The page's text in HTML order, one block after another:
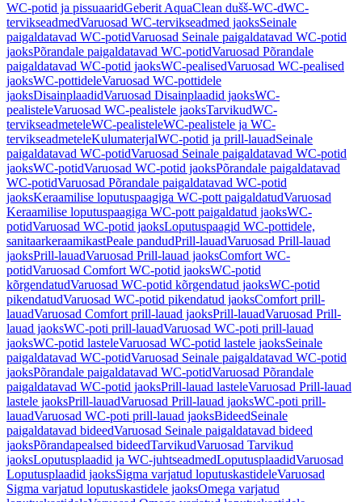
WC-potid ja pissuaaridGeberit AquaClean dušš-WC-dWC-
tervikseadmedVaruosad WC-tervikseadmed jaoksSeinale
paigaldatavad WC-potidVaruosad Seinale paigaldatavad WC-potid
jaoksPõrandale paigaldatavad WC-potidVaruosad Põrandale
paigaldatavad WC-potid jaoksWC-pealisedVaruosad WC-pealised
jaoksWC-pottideleVaruosad WC-pottidele
jaoksDisainplaadidVaruosad Disainplaadid jaoksWC-
pealisteleVaruosad WC-pealistele jaoksTarvikudWC-
tervikseadmeteleWC-pealisteleWC-pealistele ja WC-
tervikseadmeteleKulumaterjalWC-potid ja prill-lauadSeinale
paigaldatavad WC-potidVaruosad Seinale paigaldatavad WC-potid
jaoksWC-potidVaruosad WC-potid jaoksPõrandale paigaldatavad
WC-potidVaruosad Põrandale paigaldatavad WC-potid
jaoksKeraamilise loputuspaagiga WC-pott paigaldatudVaruosad
Keraamilise loputuspaagiga WC-pott paigaldatud jaoksWC-
potidVaruosad WC-potid jaoksLoputuspaagid WC-pottidele,
sanitaarkeraamikastPeale pandudPrill-lauadVaruosad Prill-lauad
jaoksPrill-lauadVaruosad Prill-lauad jaoksComfort WC-
potidVaruosad Comfort WC-potid jaoksWC-potid
kõrgendatudVaruosad WC-potid kõrgendatud jaoksWC-potid
pikendatudVaruosad WC-potid pikendatud jaoksComfort prill-
lauadVaruosad Comfort prill-lauad jaoksPrill-lauadVaruosad Prill-
lauad jaoksWC-poti prill-lauadVaruosad WC-poti prill-lauad
jaoksWC-potid lasteleVaruosad WC-potid lastele jaoksSeinale
paigaldatavad WC-potidVaruosad Seinale paigaldatavad WC-potid
jaoksPõrandale paigaldatavad WC-potidVaruosad Põrandale
paigaldatavad WC-potid jaoksPrill-lauad lasteleVaruosad Prill-lauad
lastele jaoksPrill-lauadVaruosad Prill-lauad jaoksWC-poti prill-
lauadVaruosad WC-poti prill-lauad jaoksBideedSeinale
paigaldatavad bideedVaruosad Seinale paigaldatavad bideed
jaoksPõrandapealsed bideedTarvikudVaruosad Tarvikud
jaoksLoputusplaadid ja WC-juhtseadmedLoputusplaadidVaruosad
Loputusplaadid jaoksSigma varjatud loputuskastideleVaruosad
Sigma varjatud loputuskastidele jaoksOmega varjatud